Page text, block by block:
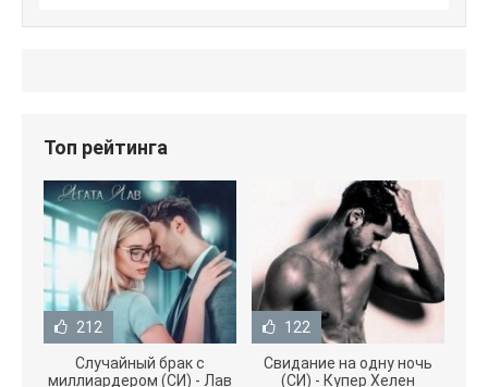
Топ рейтинга
212
Случайный брак с
миллиардером (СИ) - Лав
122
Свидание на одну ночь
(СИ) - Купер Хелен